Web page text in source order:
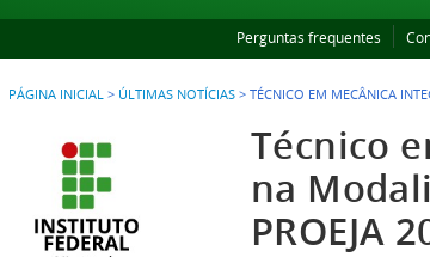
Perguntas frequentes
PÁGINA INICIAL > ÚLTIMAS NOTÍCIAS > TÉCNICO EM MECÂNICA
Técnico
na
PROEJA